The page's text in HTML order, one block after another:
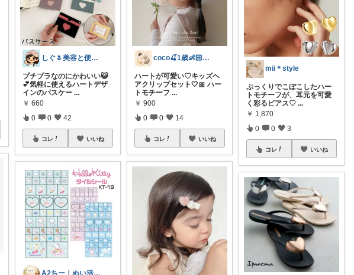
しぐ🌷美容と便利な小物🍀
プチプラなのにかわいい😺
💕気軽に使えるハートデザ
インのパスケー ...
￥ 660
0 0 42
コレ いいね
A2ちー｜ぬい活・シール・癒やし雑貨🧸
coco🍒1歳👶🏻5歳🐈
ハートが可愛い♡キッズヘ
アクリップセット🤍🎀 ハー
トモチーフ ...
￥ 900
0 0 14
コレ いいね
mii＊style
ぷっくりでこぼこしたハー
トモチーフが、耳元を可愛
く彩るピアス♡ ...
￥ 1,870
0 0 3
コレ いいね